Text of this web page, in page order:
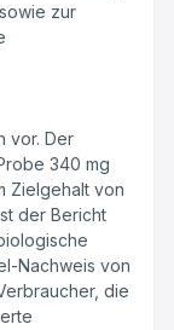
zur
vor. Der
340 mg
Zielgehalt von
der Bericht
Nachweis von
die